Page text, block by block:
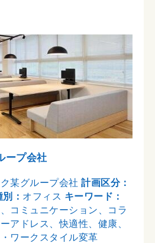
ープ会社
某グループ会社計画区分：
： オフィス キーワード：
コミュニケーション、コラ
アドレス、快適性、健康、
ワークスタイル変革